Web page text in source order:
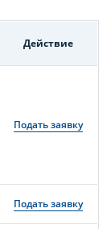
Действие
Подать заявку
Подать заявку